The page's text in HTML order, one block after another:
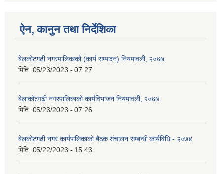
ऐन, कानुन तथा निर्देशिका
बेलकोटगढी नगरपालिकाको (कार्य सम्पादन) नियमावली, २०७४
मिति: 05/23/2023 - 07:27
बेलाकोटगढी नगरपालिकाको कार्यविभाजन नियमावली, २०७४
मिति: 05/23/2023 - 07:26
बेलकोटगढी नगर कार्यपालिकाको बैठक संचालन सम्बन्धी कार्यविधि - २०७४
मिति: 05/22/2023 - 15:43